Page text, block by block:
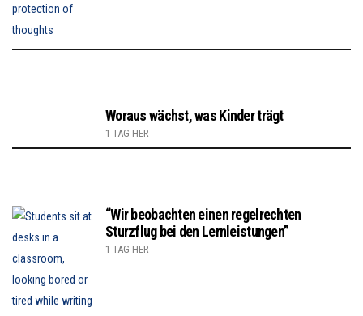
Woraus wächst, was Kinder trägt
1 TAG HER
“Wir beobachten einen regelrechten
Sturzflug bei den Lernleistungen”
1 TAG HER